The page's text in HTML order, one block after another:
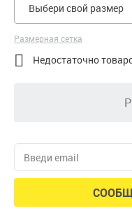
Выбери свой размер
Размерная сетка
 Недостаточно